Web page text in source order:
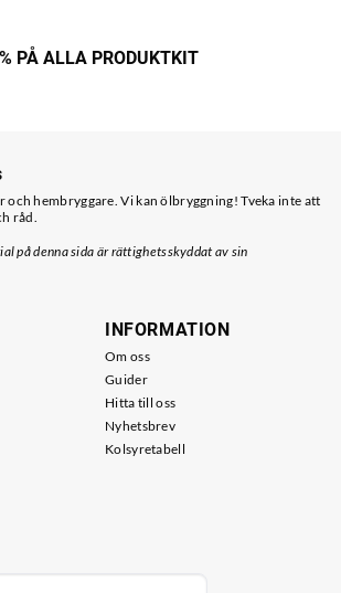
PÅ ALLA PRODUKTKIT
och hembryggare. Vi kan ölbryggning! Tveka inte att
råd.
på denna sida är rättighetsskyddat av sin
INFORMATION
Om oss
Guider
Hitta till oss
Nyhetsbrev
Kolsyretabell